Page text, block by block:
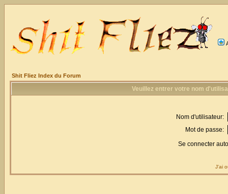
Shit Fliez Index du Forum
Veuillez entrer votre nom
Nom d'utilisateur:
Mot de passe:
Se connecter
J'ai